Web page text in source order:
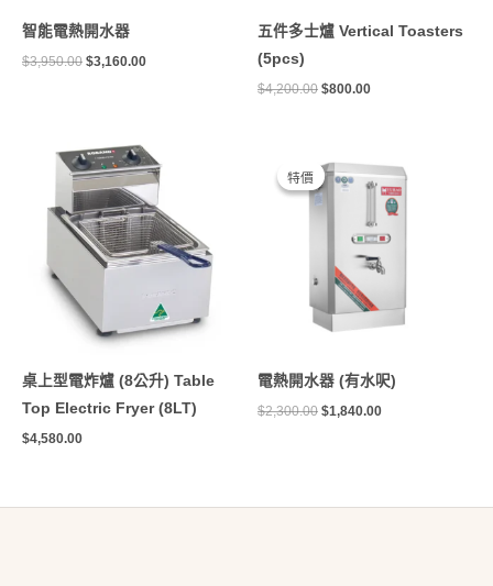
智能電熱開水器
$3,950.00 $3,160.00
五件多士爐 Vertical Toasters
(5pcs)
$4,200.00 $800.00
桌上型電炸爐 (8公升) Table
Top Electric Fryer (8LT)
$4,580.00
特價
特價
電熱開水器 (有水呎)
$2,300.00
始
價
格：
$2,300.00。
$1,840.00
前
價
格：
$1,840.00。